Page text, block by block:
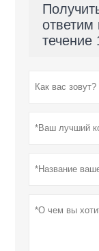
ответим
течение